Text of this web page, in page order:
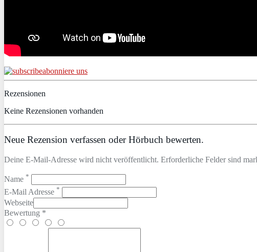
abonniere uns
Rezensionen
Keine Rezensionen vorhanden
Neue Rezension verfassen oder Hörbuch bewerten.
Deine E-Mail-Adresse wird nicht veröffentlicht. Erforderliche Felder sind
Name *
E-Mail Adresse *
Webseite
Bewertung *